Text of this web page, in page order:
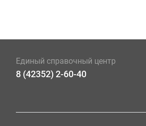
Единый справочный центр
8 (42352) 2-60-40